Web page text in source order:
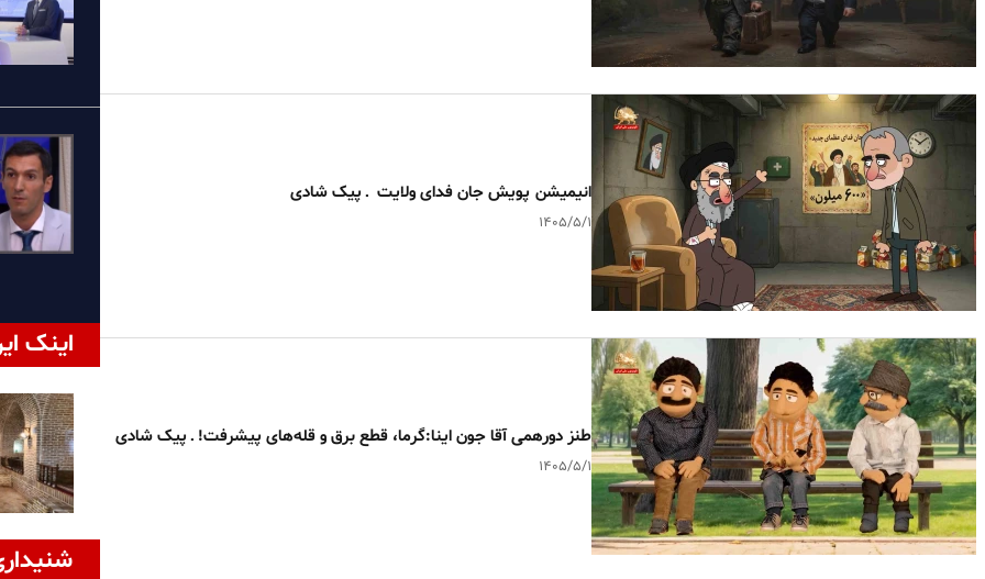
انیمیشن پویش جان فدای ولایت ـ پیک شادی
۱۴۰۵/۵/۱
طنز دورهمی آقا جون اینا:گرما، قطع برق و قله‌های پیشرفت! ـ پیک شادی
۱۴۰۵/۵/۱
اینک